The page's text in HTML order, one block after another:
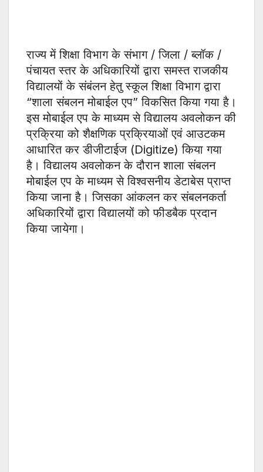
राज्य में शिक्षा विभाग के संभाग / जिला / ब्लॉक /
पंचायत स्तर के अधिकारियों द्वारा समस्त राजकीय
विद्यालयों के संबंलन हेतु स्कूल शिक्षा विभाग द्वारा
“शाला संबलन मोबाईल एप” विकसित किया गया है।
इस मोबाईल एप के माध्यम से विद्यालय अवलोकन की
प्रक्रिया को शैक्षणिक प्रक्रियाओं एवं आउटकम
आधारित कर डीजीटाईज (Digitize) किया गया
है। विद्यालय अवलोकन के दौरान शाला संबलन
मोबाईल एप के माध्यम से विश्वसनीय डेटाबेस प्राप्त
किया जाना है। जिसका आंकलन कर संबलनकर्ता
अधिकारियों द्वारा विद्यालयों को फीडबैक प्रदान
किया जायेगा।